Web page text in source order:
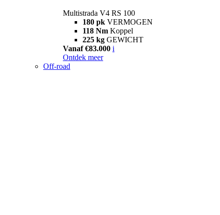
Multistrada V4 RS 100
180 pk VERMOGEN
118 Nm Koppel
225 kg GEWICHT
Vanaf €83.000 i
Ontdek meer
Off-road